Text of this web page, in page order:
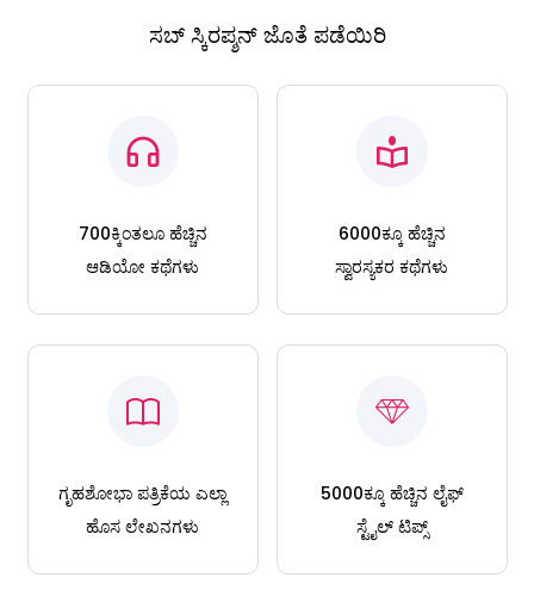
ಸಬ್ ಸ್ಕಿರಪ್ಶನ್ ಜೊತೆ ಪಡೆಯಿರಿ
700ಕ್ಕಿಂತಲೂ ಹೆಚ್ಚಿನ
ಆಡಿಯೋ ಕಥೆಗಳು
6000ಕ್ಕೂ ಹೆಚ್ಚಿನ
ಸ್ವಾರಸ್ಯಕರ ಕಥೆಗಳು
ಗೃಹಶೋಭಾ ಪತ್ರಿಕೆಯ ಎಲ್ಲಾ
ಹೊಸ ಲೇಖನಗಳು
5000ಕ್ಕೂ ಹೆಚ್ಚಿನ ಲೈಫ್
ಸ್ಟೈಲ್ ಟಿಪ್ಸ್